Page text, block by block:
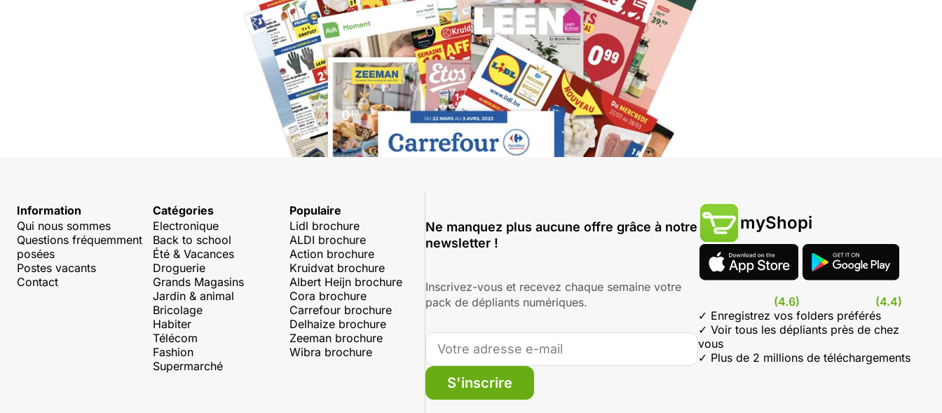
Information
Qui nous sommes
Questions fréquemment
posées
Postes vacants
Contact
Catégories
Electronique
Back to school
Été & Vacances
Droguerie
Grands Magasins
Jardin & animal
Bricolage
Habiter
Télécom
Fashion
Supermarché
Populaire
Lidl brochure
ALDI brochure
Action brochure
Kruidvat brochure
Albert Heijn brochure
Cora brochure
Carrefour brochure
Delhaize brochure
Zeeman brochure
Wibra brochure
Ne manquez plus aucune offre grâce à notre
newsletter !
Inscrivez-vous et recevez chaque semaine votre
pack de dépliants numériques.
S'inscrire
myShopi
(4.6)
(4.4)
✓ Enregistrez vos folders préférés
✓ Voir tous les dépliants près de chez
vous
✓ Plus de 2 millions de téléchargements